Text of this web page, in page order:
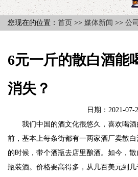
您现在的位置： 首页 >> 媒体新闻 >> 公
6元一斤的散白酒能
消失？
日期：2021-07-
我们中国的酒文化很悠久，喜欢喝
前，基本上每条街都有一两家酒厂卖散
的时候，带个酒瓶去店里酿酒。如今，
瓶装酒。价格要高得多，从几百美元到几